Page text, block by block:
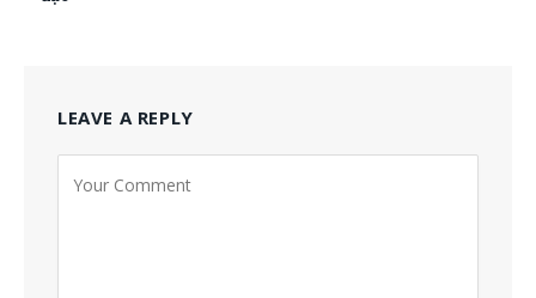
LEAVE A REPLY